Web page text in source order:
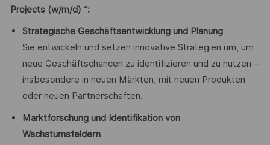
Projects(w/m/d) “:
Strategische Geschäftsentwicklung und Planung
Sie entwickeln und setzen innovative Strategien um, um
neue Geschäftschancen zu identifizieren und zu nutzen –
insbesondere in neuen Märkten, mit neuen Produkten
oder neuen Partnerschaften.
Marktforschung und Identifikation von
Wachstumsfeldern